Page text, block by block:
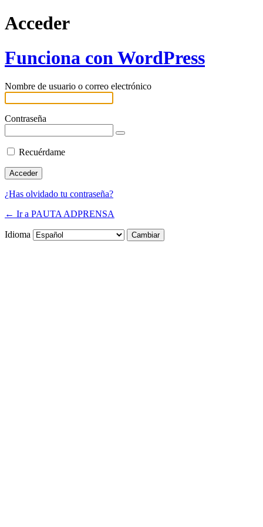
Acceder
Funciona con WordPress
Nombre de usuario o correo electrónico
Contraseña
Recuérdame
¿Has olvidado tu contraseña?
← Ir a PAUTA ADPRENSA
Idioma